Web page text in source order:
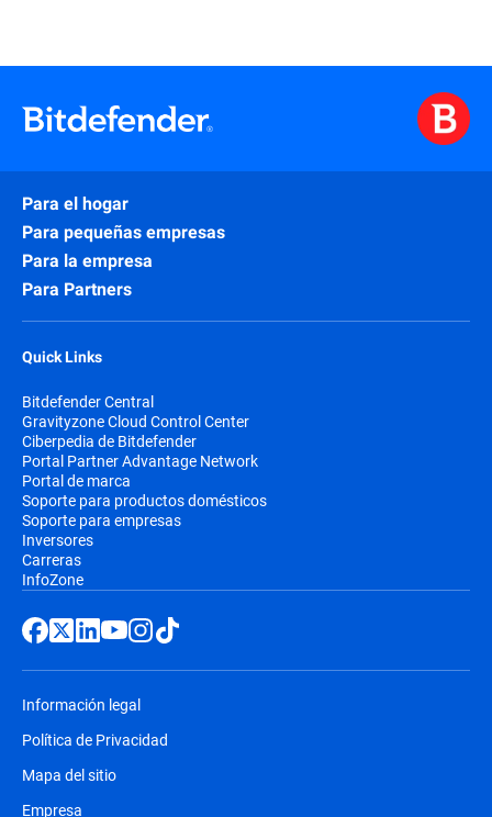
Para el hogar
Para pequeñas empresas
Para la empresa
Para Partners
Quick Links
Bitdefender Central
Gravityzone Cloud Control Center
Ciberpedia de Bitdefender
Portal Partner Advantage Network
Portal de marca
Soporte para productos domésticos
Soporte para empresas
Inversores
Carreras
InfoZone
Información legal
Política de Privacidad
Mapa del sitio
Empresa